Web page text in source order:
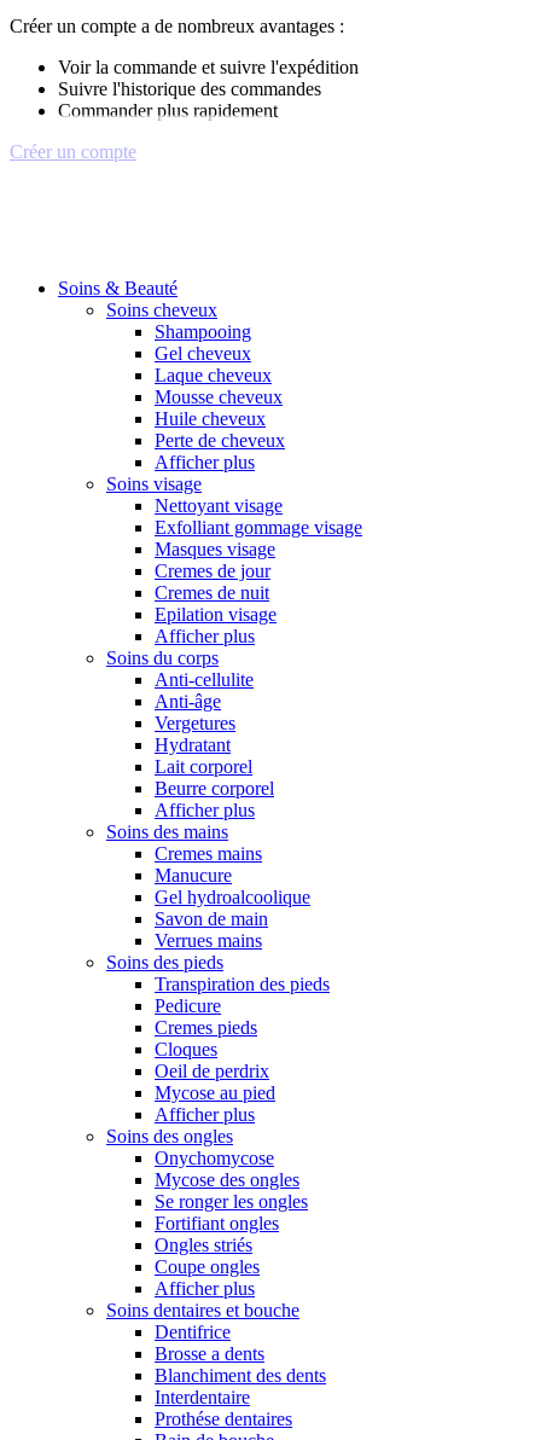
Créer un compte a de nombreux avantages :
Voir la commande et suivre l'expédition
Suivre l'historique des commandes
Commander plus rapidement
Créer un compte
Soins & Beauté
Soins cheveux
Shampooing
Gel cheveux
Laque cheveux
Mousse cheveux
Huile cheveux
Perte de cheveux
Afficher plus
Soins visage
Nettoyant visage
Exfolliant gommage visage
Masques visage
Cremes de jour
Cremes de nuit
Epilation visage
Afficher plus
Soins du corps
Anti-cellulite
Anti-âge
Vergetures
Hydratant
Lait corporel
Beurre corporel
Afficher plus
Soins des mains
Cremes mains
Manucure
Gel hydroalcoolique
Savon de main
Verrues mains
Soins des pieds
Transpiration des pieds
Pedicure
Cremes pieds
Cloques
Oeil de perdrix
Mycose au pied
Afficher plus
Soins des ongles
Onychomycose
Mycose des ongles
Se ronger les ongles
Fortifiant ongles
Ongles striés
Coupe ongles
Afficher plus
Soins dentaires et bouche
Dentifrice
Brosse a dents
Blanchiment des dents
Interdentaire
Prothése dentaires